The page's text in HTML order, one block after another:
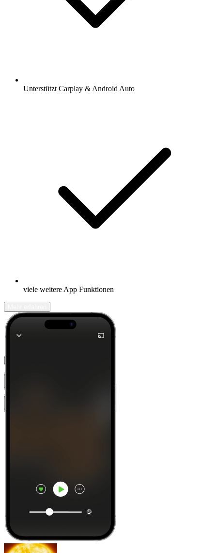
Unterstützt Carplay & Android Auto
viele weitere App Funktionen